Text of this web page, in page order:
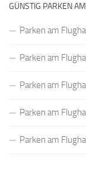
GÜNSTIG PARKEN
Parken am
Parken am
Parken am
Parken am
Parken am